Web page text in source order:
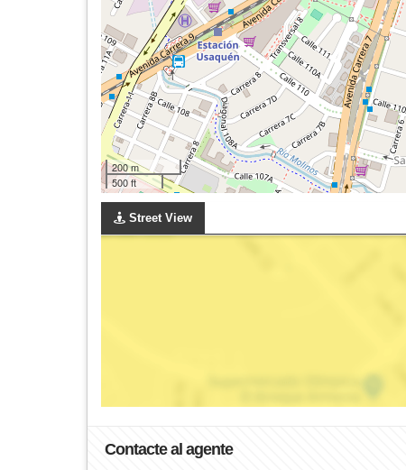
200 m
500 ft
Street View
Contacte al agente